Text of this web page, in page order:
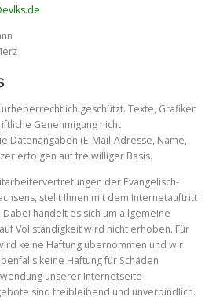
geschützt. Texte, Grafiken
Genehmigung nicht
(E-Mail-Adresse, Name,
erfolgen auf freiwilliger Basis.
der Evangelisch-
stellt Ihnen mit dem Internetauftritt
handelt es sich um allgemeine
Vollständigkeit wird nicht erhoben. Für
keine Haftung übernommen und wir
keine Haftung für Schäden
unserer Internetseite
sind freibleibend und unverbindlich.